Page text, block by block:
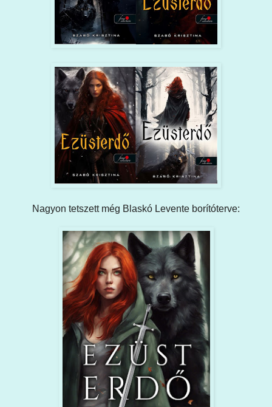
Nagyon tetszett még Blaskó Levente borítóterve: